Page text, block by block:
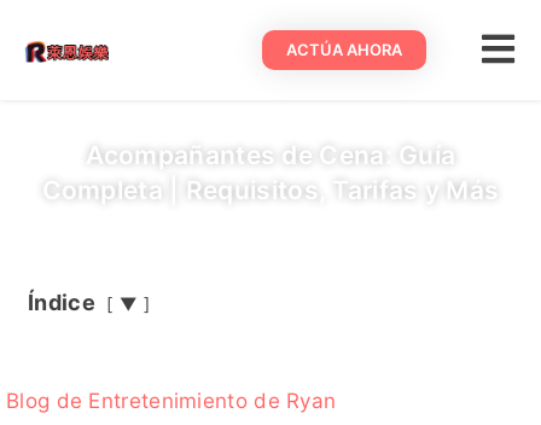
ACTÚA AHORA
Acompañantes de Cena: Guía
Completa | Requisitos, Tarifas y Más
Índice ▼
Blog de Entretenimiento de Ryan